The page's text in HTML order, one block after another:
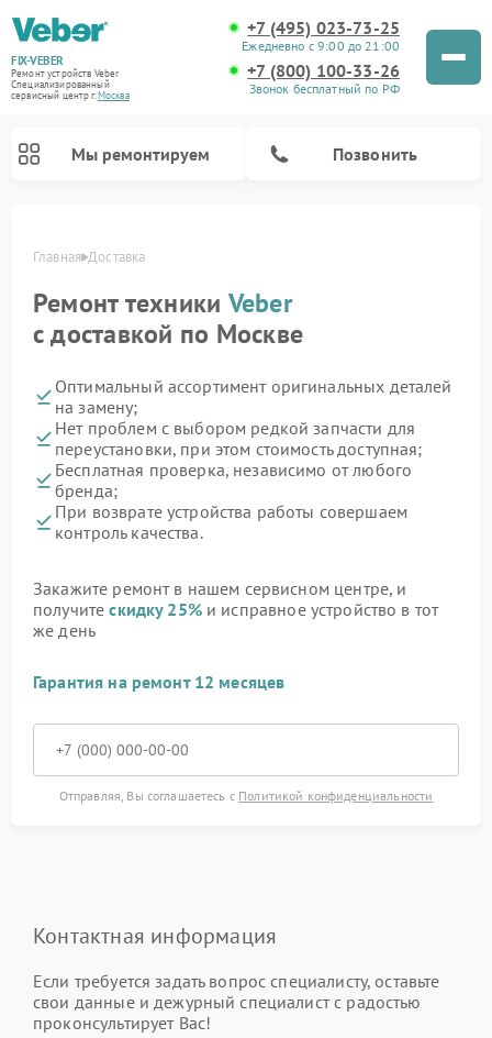
FIX-VEBER
Ремонт устройств Veber
Специализированный
cервисный центр г.Москва
+7 (495) 023-73-25
Ежедневно с 9:00 до 21:00
+7 (800) 100-33-26
Звонок бесплатный по РФ
Мы ремонтируем Позвонить
Главная Доставка
Ремонт техники Veber
с доставкой по Москве
Оптимальный ассортимент оригинальных деталей
на замену;
Нет проблем с выбором редкой запчасти для
переустановки, при этом стоимость доступная;
Бесплатная проверка, независимо от любого
бренда;
При возврате устройства работы совершаем
контроль качества.
Закажите ремонт в нашем сервисном центре, и
получитескидку 25%и исправное устройство в тот
же день
Гарантия на ремонт 12 месяцев
Отправляя, Вы соглашаетесь с Политикой конфиденциальности
Контактная информация
Если требуется задать вопрос специалисту, оставьте
свои данные и дежурный специалист с радостью
проконсультирует Вас!